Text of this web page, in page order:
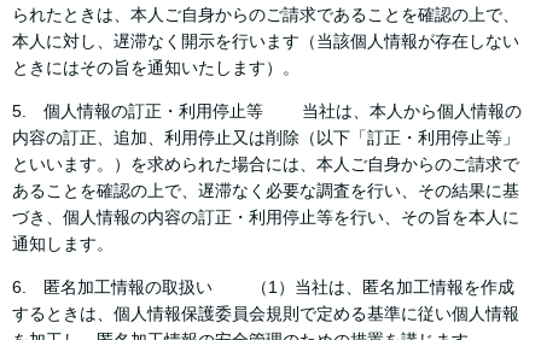
られたときは、本人ご自身からのご請求であることを確認の上で、
本人に対し、遅滞なく開示を行います（当該個人情報が存在しない
ときにはその旨を通知いたします）。
5. 個人情報の訂正・利用停止等 当社は、本人から個人情報の
内容の訂正、追加、利用停止又は削除（以下「訂正・利用停止等」
といいます。）を求められた場合には、本人ご自身からのご請求で
あることを確認の上で、遅滞なく必要な調査を行い、その結果に基
づき、個人情報の内容の訂正・利用停止等を行い、その旨を本人に
通知します。
6. 匿名加工情報の取扱い （1）当社は、匿名加工情報を作成
するときは、個人情報保護委員会規則で定める基準に従い個人情報